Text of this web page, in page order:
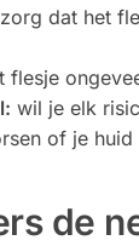
zorg dat het
flesje
wil je elk
of je
de